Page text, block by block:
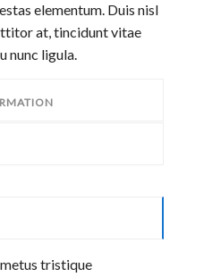
elementum. Duis nisl
at, tincidunt vitae
nunc ligula.
tristique